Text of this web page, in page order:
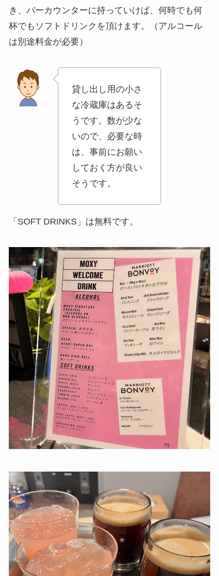
貸し出し用の小
さな冷蔵庫はあ
るそうです。数
前にお願いして
おく方が良いそ
うです。
「SOFT DRINKS」は無料です。